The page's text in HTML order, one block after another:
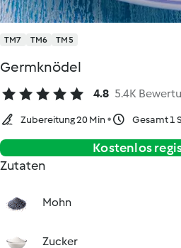
TM7 TM6 TM5
Germknödel
4.8 5.4K
Zubereitung 20 Min Gesamt 1
Kostenlos
Zutaten
Mohn
Zucker